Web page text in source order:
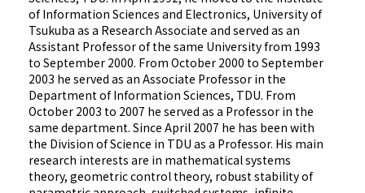
of Information Sciences and Electronics, University of
Tsukuba as a Research Associate and served as an
Assistant Professor of the same University from 1993
to September 2000. From October 2000 to September
2003 he served as an Associate Professor in the
Department of Information Sciences, TDU. From
October 2003 to 2007 he served as a Professor in the
same department. Since April 2007 he has been with
the Division of Science in TDU as a Professor. His main
research interests are in mathematical systems
theory, geometric control theory, robust stability of